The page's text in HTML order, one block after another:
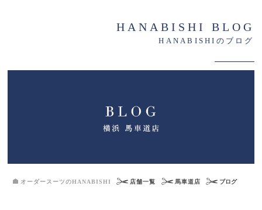
HANABISHI BLOG
HANABISHIのブログ
オーダースーツのHANABISHI 店舗一覧 馬車道店 ブログ